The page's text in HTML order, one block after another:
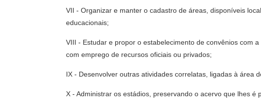
VII - Organizar e manter o cadastro de áreas, disponíveis
educacionais;
VIII - Estudar e propor o estabelecimento de convênios com
com emprego de recursos oficiais ou privados;
IX - Desenvolver outras atividades correlatas, ligadas à área
X - Administrar os estádios, preservando o acervo que lhes é